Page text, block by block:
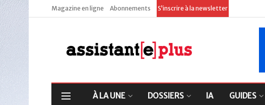
Magazine en ligne Abonnements S’inscrire à la newsletter
À LA UNE DOSSIERS IA GUIDES